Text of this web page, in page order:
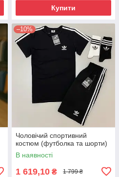
Купити
–10%
Чоловічий спортивний
костюм (футболка та шорти)
В наявності
1 619,10 ₴ 1 799 ₴